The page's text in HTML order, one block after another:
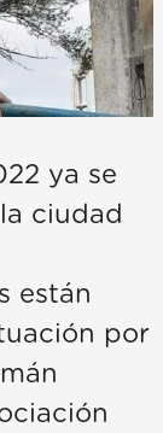
ya se
ciudad
están
por